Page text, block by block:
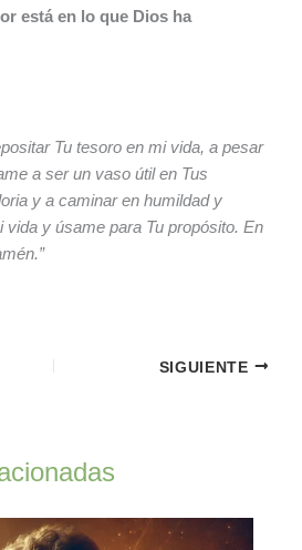
está en lo que Dios ha
Tu tesoro en mi vida, a pesar
a ser un vaso útil en Tus
y a caminar en humildad y
vida y úsame para Tu propósito. En
SIGUIENTE